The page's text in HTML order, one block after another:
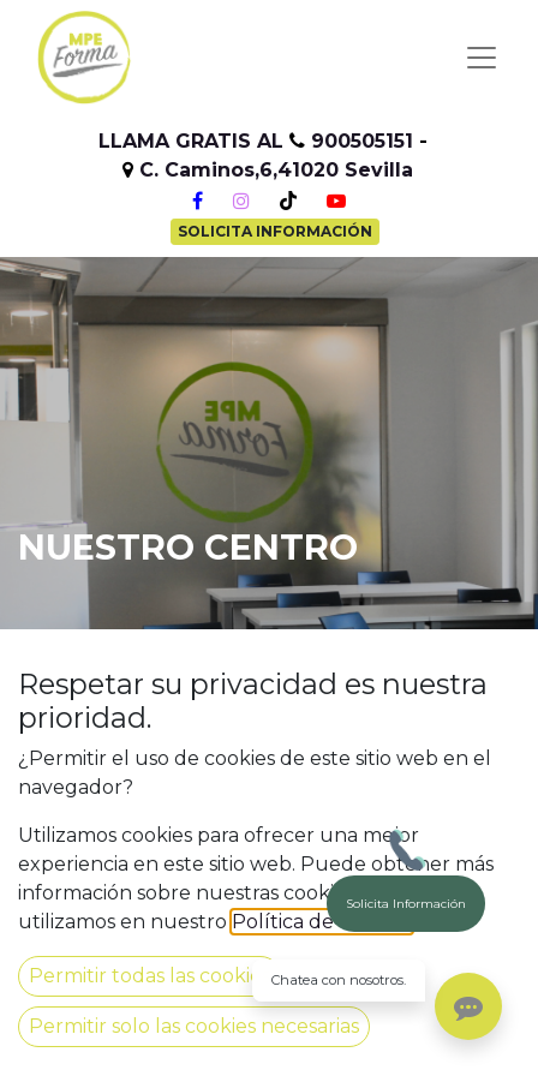
LLAMA GRATIS AL 900505151 -
C. Caminos,6,41020 Sevilla
SOLICITA INFORMACIÓN
NUESTRO CENTRO
Bienvenido aMPE FORMA, el lugar
donde tus sueños de aprendizaje
se hacen realidad. EnMPE
FORMA, nos enorgullece ofrecer
Respetar su privacidad es nuestra
prioridad.
¿Permitir el uso de cookies de este sitio web en el
navegador?
Utilizamos cookies para ofrecer una mejor
experiencia en este sitio web. Puede obtener más
información sobre nuestras cookies y cómo las
utilizamos en nuestro Política de Cookies
Permitir todas las cookies
Permitir solo las cookies necesarias
Solicita Información
Chatea con nosotros.